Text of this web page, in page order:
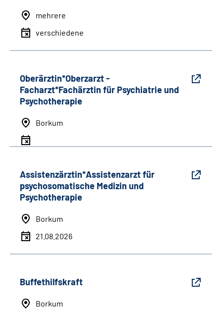
mehrere
verschiedene
Oberärztin*Oberzarzt -
Facharzt*Fachärztin für Psychiatrie und
Psychotherapie
Borkum
Assistenzärztin*Assistenzarzt für
psychosomatische Medizin und
Psychotherapie
Borkum
21.08.2026
Buffethilfskraft
Borkum